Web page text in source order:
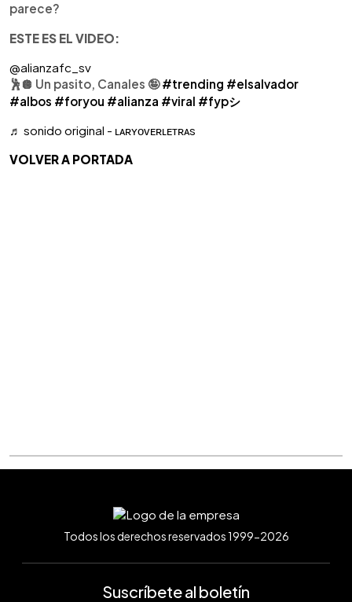
parece?
ESTE ES EL VIDEO:
@alianzafc_sv
🕺🪩 Un pasito, Canales 🤪#trending #elsalvador
#albos #foryou #alianza #viral #fypシ
♬ sonido original - ʟᴀʀʏᴏᴠᴇʀʟᴇᴛʀᴀs
VOLVER A PORTADA
Todos los derechos reservados 1999-2026
Suscríbete al boletín